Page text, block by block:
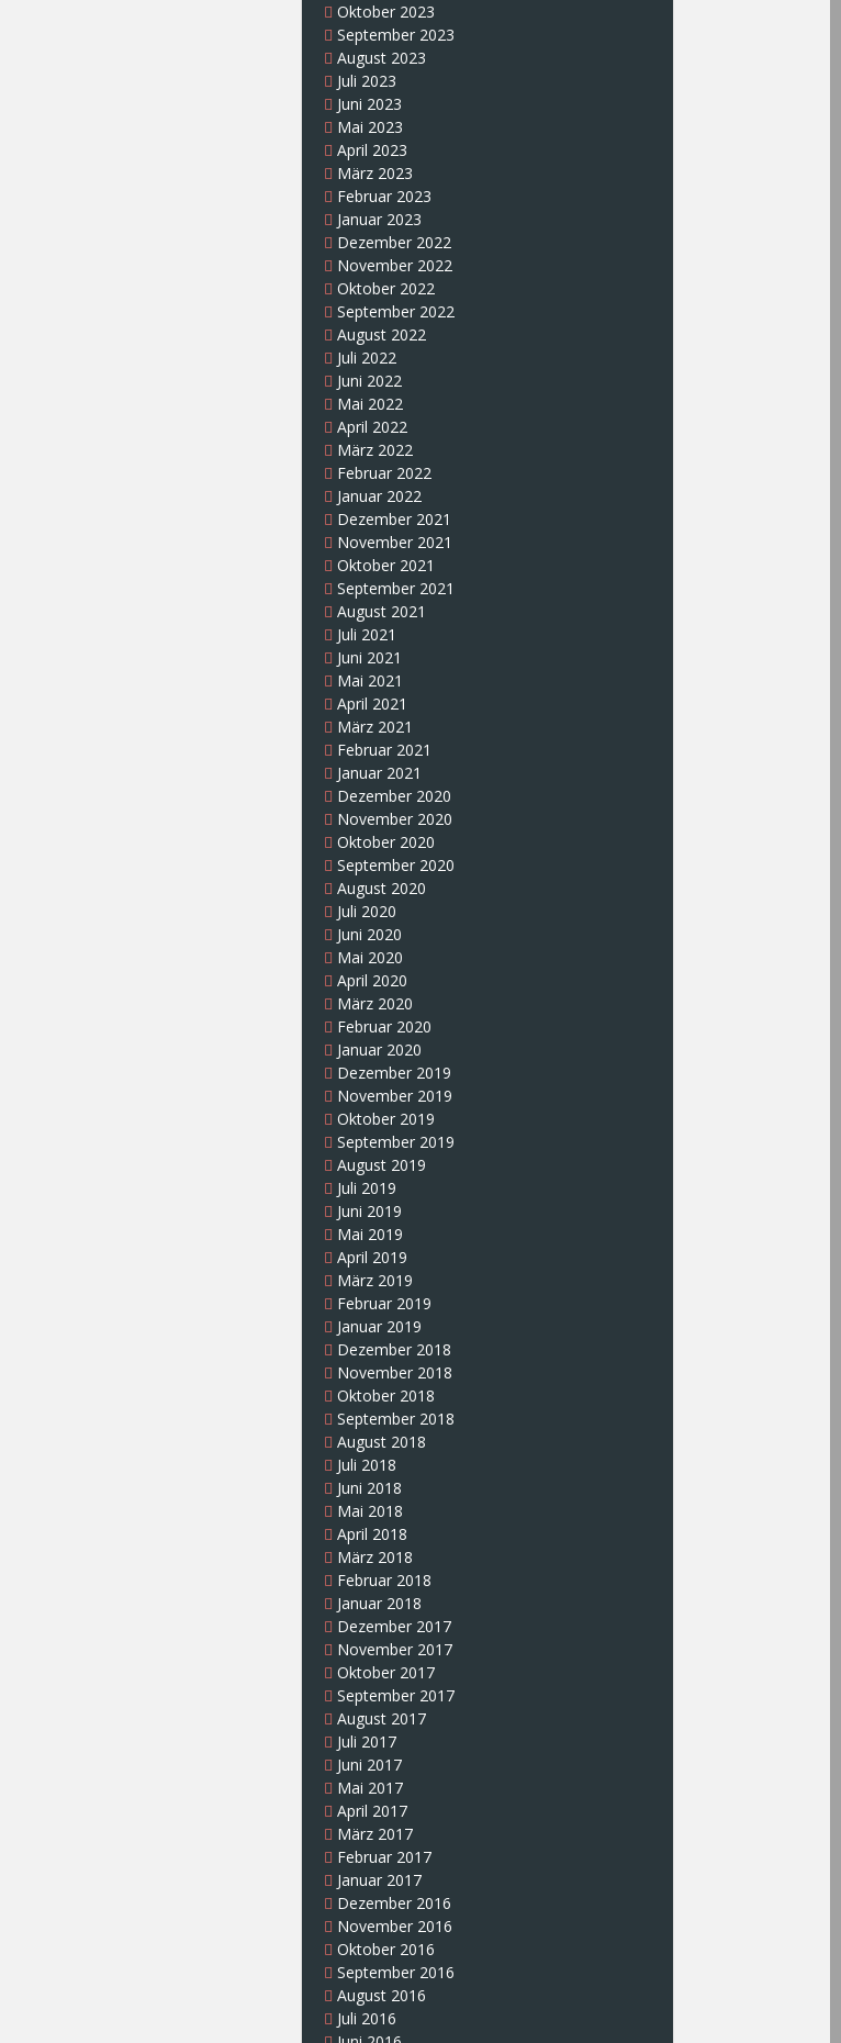
Oktober 2023
September 2023
August 2023
Juli 2023
Juni 2023
Mai 2023
April 2023
März 2023
Februar 2023
Januar 2023
Dezember 2022
November 2022
Oktober 2022
September 2022
August 2022
Juli 2022
Juni 2022
Mai 2022
April 2022
März 2022
Februar 2022
Januar 2022
Dezember 2021
November 2021
Oktober 2021
September 2021
August 2021
Juli 2021
Juni 2021
Mai 2021
April 2021
März 2021
Februar 2021
Januar 2021
Dezember 2020
November 2020
Oktober 2020
September 2020
August 2020
Juli 2020
Juni 2020
Mai 2020
April 2020
März 2020
Februar 2020
Januar 2020
Dezember 2019
November 2019
Oktober 2019
September 2019
August 2019
Juli 2019
Juni 2019
Mai 2019
April 2019
März 2019
Februar 2019
Januar 2019
Dezember 2018
November 2018
Oktober 2018
September 2018
August 2018
Juli 2018
Juni 2018
Mai 2018
April 2018
März 2018
Februar 2018
Januar 2018
Dezember 2017
November 2017
Oktober 2017
September 2017
August 2017
Juli 2017
Juni 2017
Mai 2017
April 2017
März 2017
Februar 2017
Januar 2017
Dezember 2016
November 2016
Oktober 2016
September 2016
August 2016
Juli 2016